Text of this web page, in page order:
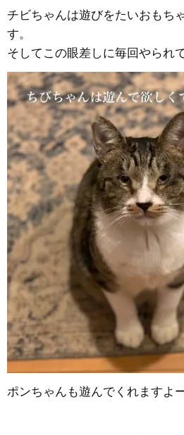
チビちゃんは遊びをたいおもち
す。
そしてこの眼差しに毎回やられ
ポンちゃんも遊んでくれますよ